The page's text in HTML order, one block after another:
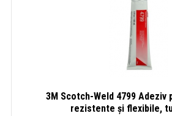
3M Scotch-Weld 4799 Adeziv
rezistente și flexibile,